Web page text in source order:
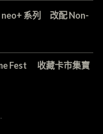
neo+ 系列 改配 Non-
Fest 收藏卡市集寶